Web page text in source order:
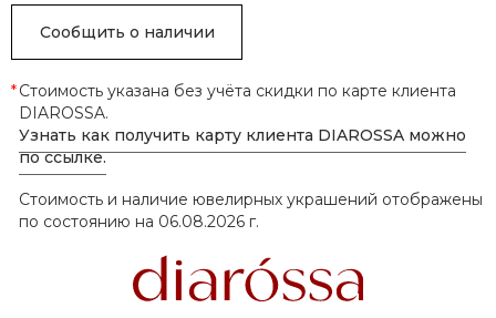
Сообщить о наличии
*Стоимость указана без учёта скидки по карте клиента
DIAROSSA.
Узнать как получить карту клиента DIAROSSA можно
по ссылке.
Стоимость и наличие ювелирных украшений отображены
по состоянию на 06.08.2026 г.